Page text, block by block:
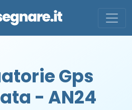
Gps
- AN24